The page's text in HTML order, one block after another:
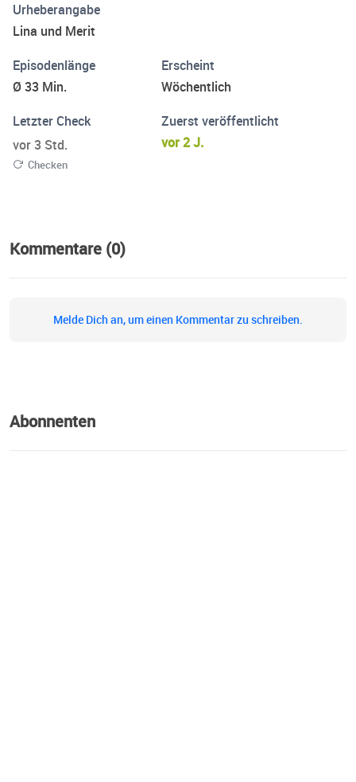
reden über die Dinge, die dieses Leben so aufregend
machen. Gemeinsam mit euch wollen wir jeden Tag ein
Instagram und TikTok um nichts mehr zu verpassen und
teile gerne Anregungen und Feedback mit uns. 💌 Wir
freuen uns, wenn du reinhörst! :)
https://www.instagram.com/beinaheschwestern
https://www.tiktok.com/@beinaheschwestern
Urheberangabe
Lina und Merit
Episodenlänge
Ø 33 Min.
Erscheint
Wöchentlich
Letzter Check
vor 3 Std.
Checken
Zuerst veröffentlicht
vor 2 J.
Kommentare (0)
Melde Dich an, um einen Kommentar zu schreiben.
Abonnenten